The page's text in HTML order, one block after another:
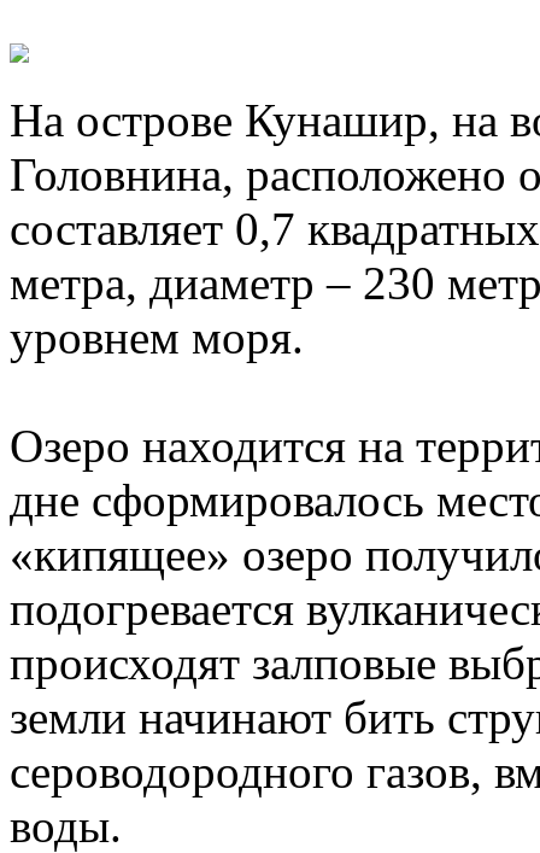
На острове Кунашир, на
Головнина, расположено
составляет 0,7
метра, диаметр – 230
уровнем моря.
Озеро находится на
дне сформировалось
«кипящее» озеро
подогревается
происходят залповые
земли начинают бить
сероводородного газов,
воды.